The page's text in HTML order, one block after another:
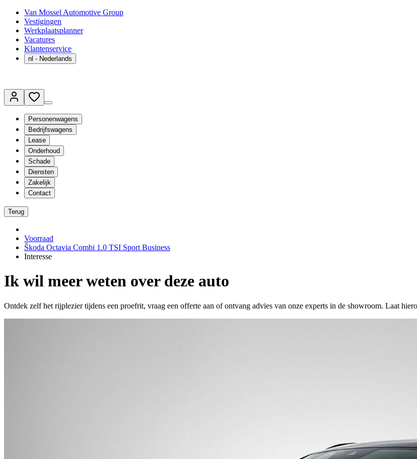
Van Mossel Automotive Group
Vestigingen
Werkplaatsplanner
Vacatures
Klantenservice
nl - Nederlands
Personenwagens
Bedrijfswagens
Lease
Onderhoud
Schade
Diensten
Zakelijk
Contact
Terug
Voorraad
Škoda Octavia Combi 1.0 TSI Sport Business
Interesse
Ik wil meer weten over deze auto
Ontdek zelf het rijplezier tijdens een proefrit, vraag een offerte aan of ontvang advies van onze experts in de showroom. Laat